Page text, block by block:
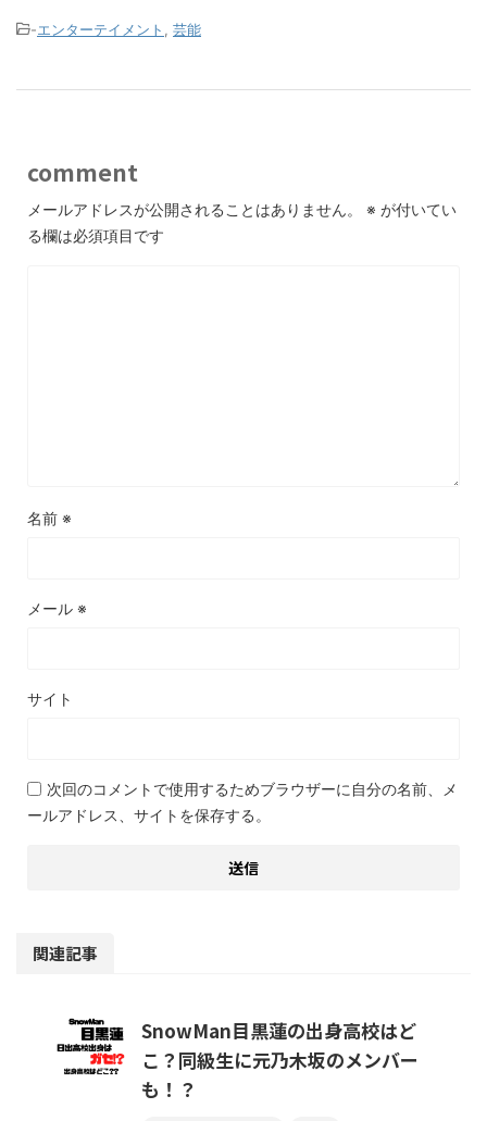
-エンターテイメント 芸能
comment
メールアドレスが公開されることはありません。 ※ が付いてい
る欄は必須項目です
名前 ※
メール ※
サイト
次回のコメントで使用するためブラウザーに自分の名前、メ
ールアドレス、サイトを保存する。
関連記事
SnowMan目黒蓮の出身高校はど
こ？同級生に元乃木坂のメンバー
も！？